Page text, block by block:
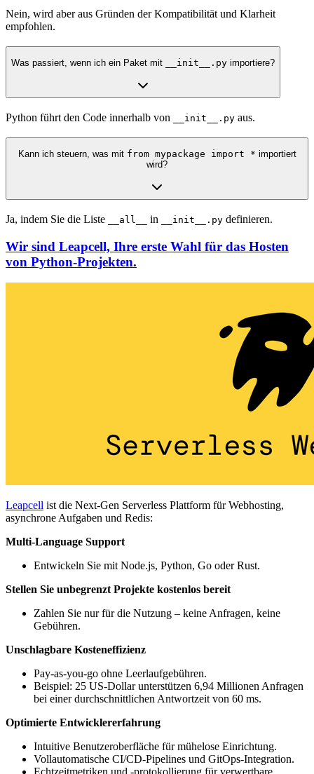
Nein, wird aber aus Gründen der Kompatibilität und Klarheit
empfohlen.
Was passiert, wenn ich ein Paket mit __init__.py importiere?
Python führt den Code innerhalb von __init__.py aus.
Kann ich steuern, was mit from mypackage import * importiert
wird?
Ja, indem Sie die Liste __all__ in __init__.py definieren.
Wir sind Leapcell, Ihre erste Wahl für das Hosten
von Python-Projekten.
Leapcell ist die Next-Gen Serverless Plattform für Webhosting,
asynchrone Aufgaben und Redis:
Multi-Language Support
Entwickeln Sie mit Node.js, Python, Go oder Rust.
Stellen Sie unbegrenzt Projekte kostenlos bereit
Zahlen Sie nur für die Nutzung – keine Anfragen, keine
Gebühren.
Unschlagbare Kosteneffizienz
Pay-as-you-go ohne Leerlaufgebühren.
Beispiel: 25 US-Dollar unterstützen 6,94 Millionen Anfragen
bei einer durchschnittlichen Antwortzeit von 60 ms.
Optimierte Entwicklererfahrung
Intuitive Benutzeroberfläche für mühelose Einrichtung.
Vollautomatische CI/CD-Pipelines und GitOps-Integration.